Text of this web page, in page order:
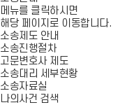
메뉴를 클릭하시면
해당 페이지로 이동합니다.
소송제도 안내
소송진행절차
고문변호사 제도
소송대리 세부현황
소송자료실
나의사건 검색